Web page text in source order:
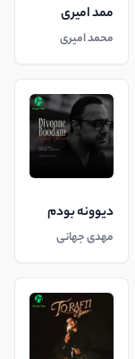
ممد امیری
محمد امیری
دیوونه بودم
مهدی جهانی